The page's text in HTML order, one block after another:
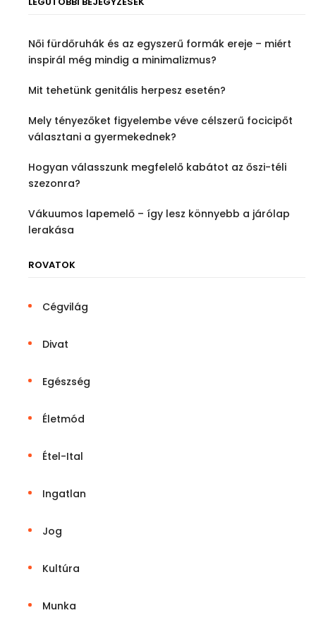
Női fürdőruhák és az egyszerű formák ereje – miért
inspirál még mindig a minimalizmus?
Mit tehetünk genitális herpesz esetén?
Mely tényezőket figyelembe véve célszerű focicipőt
választani a gyermekednek?
Hogyan válasszunk megfelelő kabátot az őszi-téli
szezonra?
Vákuumos lapemelő – így lesz könnyebb a járólap
lerakása
ROVATOK
Cégvilág
Divat
Egészség
Életmód
Étel-Ital
Ingatlan
Jog
Kultúra
Munka